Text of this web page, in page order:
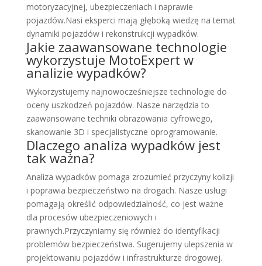
motoryzacyjnej, ubezpieczeniach i naprawie
pojazdów.Nasi eksperci mają głęboką wiedzę na temat
dynamiki pojazdów i rekonstrukcji wypadków.
Jakie zaawansowane technologie
wykorzystuje MotoExpert w
analizie wypadków?
Wykorzystujemy najnowocześniejsze technologie do
oceny uszkodzeń pojazdów. Nasze narzędzia to
zaawansowane techniki obrazowania cyfrowego,
skanowanie 3D i specjalistyczne oprogramowanie.
Dlaczego analiza wypadków jest
tak ważna?
Analiza wypadków pomaga zrozumieć przyczyny kolizji
i poprawia bezpieczeństwo na drogach. Nasze usługi
pomagają określić odpowiedzialność, co jest ważne
dla procesów ubezpieczeniowych i
prawnych.Przyczyniamy się również do identyfikacji
problemów bezpieczeństwa. Sugerujemy ulepszenia w
projektowaniu pojazdów i infrastrukturze drogowej.